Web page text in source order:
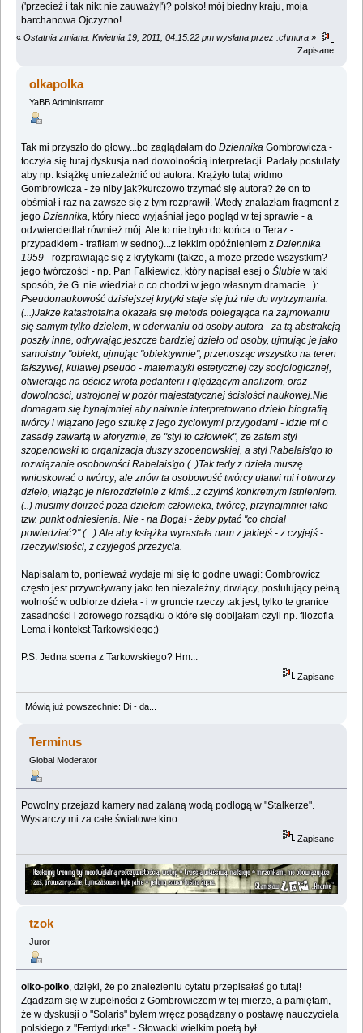
('przecież i tak nikt nie zauważy!')? polsko! mój biedny kraju, moja
barchanowa Ojczyzno!
« Ostatnia zmiana: Kwietnia 19, 2011, 04:15:22 pm wysłana przez .chmura »
Zapisane
olkapolka
YaBB Administrator
Tak mi przyszło do głowy...bo zaglądałam doDziennikaGombrowicza -
toczyła się tutaj dyskusja nad dowolnością interpretacji. Padały postulaty
aby np. książkę uniezależnić od autora. Krążyło tutaj widmo
Gombrowicza - że niby jak?kurczowo trzymać się autora? że on to
obśmiał i raz na zawsze się z tym rozprawił. Wtedy znalazłam fragment z
jegoDziennika , który nieco wyjaśniał jego pogląd w tej sprawie - a
odzwierciedlał również mój. Ale to nie było do końca to.Teraz -
przypadkiem - trafiłam w sedno;)...z lekkim opóźnieniem zDziennika
1959 - rozprawiając się z krytykami (także, a może przede wszystkim?
jego twórczości - np. Pan Falkiewicz, który napisał esej oŚlubie w taki
sposób, że G. nie wiedział o co chodzi w jego własnym dramacie...):
Pseudonaukowość dzisiejszej krytyki staje się już nie do wytrzymania.
(...)Jakże katastrofalna okazała się metoda polegająca na zajmowaniu
się samym tylko dziełem, w oderwaniu od osoby autora - za tą abstrakcją
poszły inne, odrywając jeszcze bardziej dzieło od osoby, ujmując je jako
samoistny "obiekt, ujmując "obiektywnie", przenosząc wszystko na teren
fałszywej, kulawej pseudo - matematyki estetycznej czy socjologicznej,
otwierając na oścież wrota pedanterii i ględzącym analizom, oraz
dowolności, ustrojonej w pozór majestatycznej ścisłości naukowej.Nie
domagam się bynajmniej aby naiwnie interpretowano dzieło biografią
twórcy i wiązano jego sztukę z jego życiowymi przygodami - idzie mi o
zasadę zawartą w aforyzmie, że "styl to człowiek", że zatem styl
szopenowski to organizacja duszy szopenowskiej, a styl Rabelais'go to
rozwiązanie osobowości Rabelais'go.(..)Tak tedy z dzieła muszę
wnioskować o twórcy; ale znów ta osobowość twórcy ułatwi mi i otworzy
dzieło, wiążąc je nierozdzielnie z kimś...z czyimś konkretnym istnieniem.
(..) musimy dojrzeć poza dziełem człowieka, twórcę, przynajmniej jako
tzw. punkt odniesienia. Nie - na Boga! - żeby pytać "co chciał
powiedzieć?" (...).Ale aby książka wyrastała nam z jakiejś - z czyjejś -
rzeczywistości, z czyjegoś przeżycia.
Napisałam to, ponieważ wydaje mi się to godne uwagi: Gombrowicz
często jest przywoływany jako ten niezależny, drwiący, postulujący pełną
wolność w odbiorze dzieła - i w gruncie rzeczy tak jest; tylko te granice
zasadności i zdrowego rozsądku o które się dobijałam czyli np. filozofia
Lema i kontekst Tarkowskiego;)
P.S. Jedna scena z Tarkowskiego? Hm...
Zapisane
Mówią już powszechnie: Di - da...
Terminus
Global Moderator
Powolny przejazd kamery nad zalaną wodą podłogą w "Stalkerze".
Wystarczy mi za całe światowe kino.
Zapisane
tzok
Juror
olko-polko, dzięki, że po znalezieniu cytatu przepisałaś go tutaj!
Zgadzam się w zupełności z Gombrowiczem w tej mierze, a pamiętam,
że w dyskusji o "Solaris" byłem wręcz posądzany o postawę nauczyciela
polskiego z "Ferdydurke" - Słowacki wielkim poetą był...